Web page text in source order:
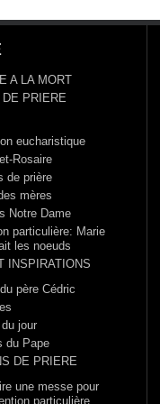
A LA MORT
PRIERE
eucharistique
Rosaire
de prière
mères
Notre Dame
particulière: Marie
les noeuds
INSPIRATIONS
père Cédric
jour
du Pape
DE PRIERE
une messe pour
particulière